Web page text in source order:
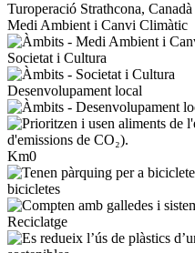
Turoperació Strathcona, Canadà
Medi Ambient i Canvi Climàtic
Societat i Cultura
Desenvolupament local
Km0
bicicletes
Reciclatge